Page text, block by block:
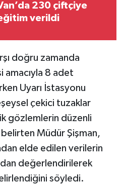
230 çiftçiye
verildi
doğru zamanda
amacıyla 8 adet
Uyarı İstasyonu
çekici tuzaklar
gözlemlerin düzenli
Müdür Şişman,
elde edilen verilerin
değerlendirilerek
söyledi.